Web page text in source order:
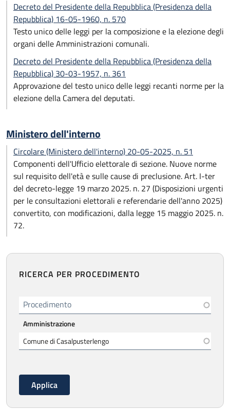
Decreto del Presidente della Repubblica (Presidenza della
Repubblica) 16-05-1960, n. 570
Testo unico delle leggi per la composizione e la elezione degli
organi delle Amministrazioni comunali.
Decreto del Presidente della Repubblica (Presidenza della
Repubblica) 30-03-1957, n. 361
Approvazione del testo unico delle leggi recanti norme per la
elezione della Camera del deputati.
Ministero dell'interno
Circolare (Ministero dell'interno) 20-05-2025, n. 51
Componenti dell'Ufficio elettorale di sezione. Nuove norme
sul requisito dell'età e sulle cause di preclusione. Art. I-ter
del decreto-legge 19 marzo 2025. n. 27 (Disposizioni urgenti
per le consultazioni elettorali e referendarie dell'anno 2025)
convertito, con modificazioni, dalla legge 15 maggio 2025. n.
72.
RICERCA PER PROCEDIMENTO
Procedimento
Amministrazione